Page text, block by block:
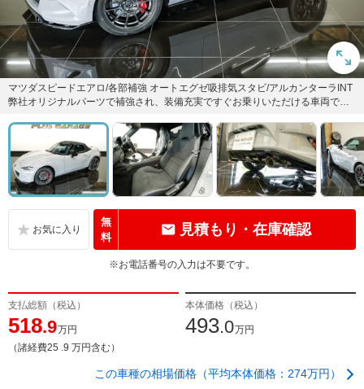
マツダスピードエアロ/各部補強 オートエグゼ吸排気スタビ/アルカンターラINT
弊社オリジナルパーツで補強され、装備充実ですぐお乗りいただける車両で
無
料
見積もり・在庫確認
※お電話番号の入力は不要です。
支払総額（税込）
518.9万円
（諸経費25 .9 万円含む）
本体価格（税込）
493.0万円
この車種の相場価格（平均本体価格：274万円）